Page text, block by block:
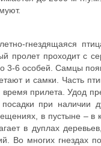
гнездящаяся
пролет проходит с
3-6 особей. Самцы
и самки. Часть
время прилета. Удод
посадки при наличии
в пустыне – в
в дуплах
Во многих гнездах